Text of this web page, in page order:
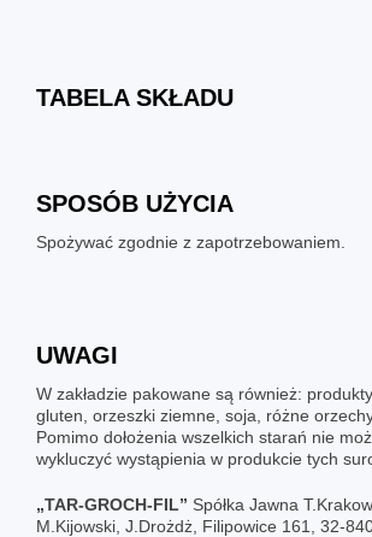
TABELA SKŁADU
SPOSÓB UŻYCIA
Spożywać zgodnie z zapotrzebowaniem.
UWAGI
W zakładzie pakowane są również:
gluten, orzeszki ziemne, soja, różne
Pomimo dołożenia wszelkich starań nie
wykluczyć wystąpienia w produkcie tych
„TAR-GROCH-FIL” Spółka Jawna
M.Kijowski, J.Drożdż, Filipowice 161, 32-